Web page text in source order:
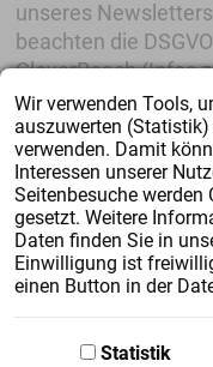
unseres
beachten die
CleverReach (Infos
dich dort jederzeit
deine Daten.
Zustimmung
Wir verwenden Tools,
auszuwerten
verwenden. Damit
Interessen unserer
Seitenbesuche werden
gesetzt. Weitere
Daten finden Sie in
Einwilligung ist
einen Button in der
Statistik